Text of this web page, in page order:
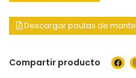
Descargar pautas de
Compartir producto